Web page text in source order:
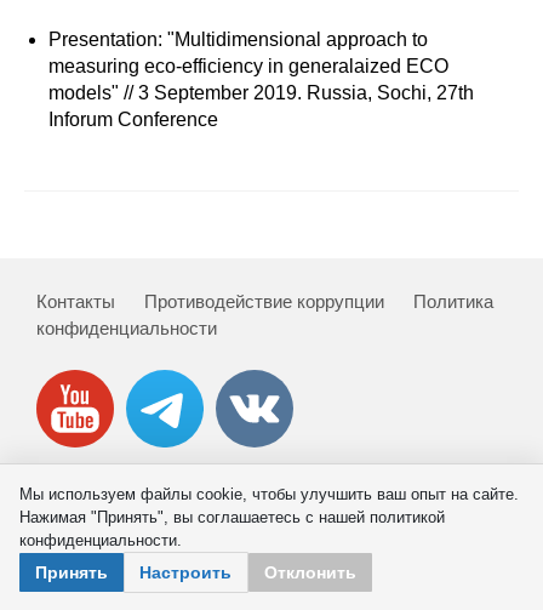
Сотрудники
Отчетность
Публикации
Научная жизнь
Издания
О журнале
Номера журналов
Presentation: "Multidimensional approach to
measuring eco-efficiency in generalaized ECO
models" // 3 September 2019. Russia, Sochi, 27th
Inforum Conference
Контакты Противодействие коррупции
Политика
конфиденциальности
© 2026 ИНП РАН
Мы используем файлы cookie, чтобы улучшить ваш опыт на сайте.
Нажимая "Принять", вы соглашаетесь с нашей политикой
конфиденциальности.
Принять Настроить Отклонить